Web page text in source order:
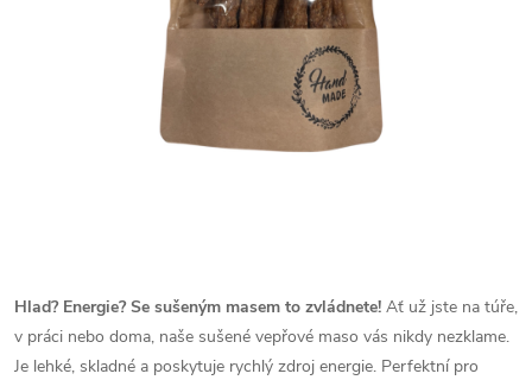
Hlad? Energie? Se sušeným masem to zvládnete! Ať už jste na túře,
v práci nebo doma, naše sušené vepřové maso vás nikdy nezklame.
Je lehké, skladné a poskytuje rychlý zdroj energie. Perfektní pro